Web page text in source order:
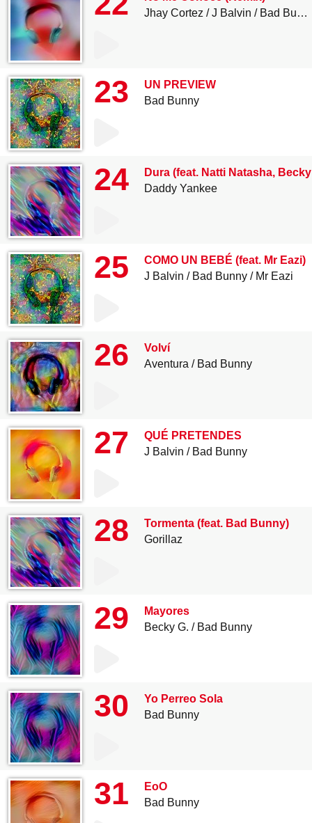
Jhay Cortez
J Balvin Bad Bunny
23
UN PREVIEW
Bad Bunny
24
Dura (feat. Natti Natasha,
Daddy Yankee
25
COMO UN BEBÉ (feat. Mr Eazi)
J Balvin
Bad Bunny Mr Eazi
26
Volví
Aventura
Bad Bunny
27
QUÉ PRETENDES
J Balvin
Bad Bunny
28
Tormenta (feat. Bad Bunny)
Gorillaz
29
Mayores
Becky G.
Bad Bunny
30
Yo Perreo Sola
Bad Bunny
31
EoO
Bad Bunny